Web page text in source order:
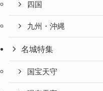
四国
九州・沖縄
名城特集
国宝天守